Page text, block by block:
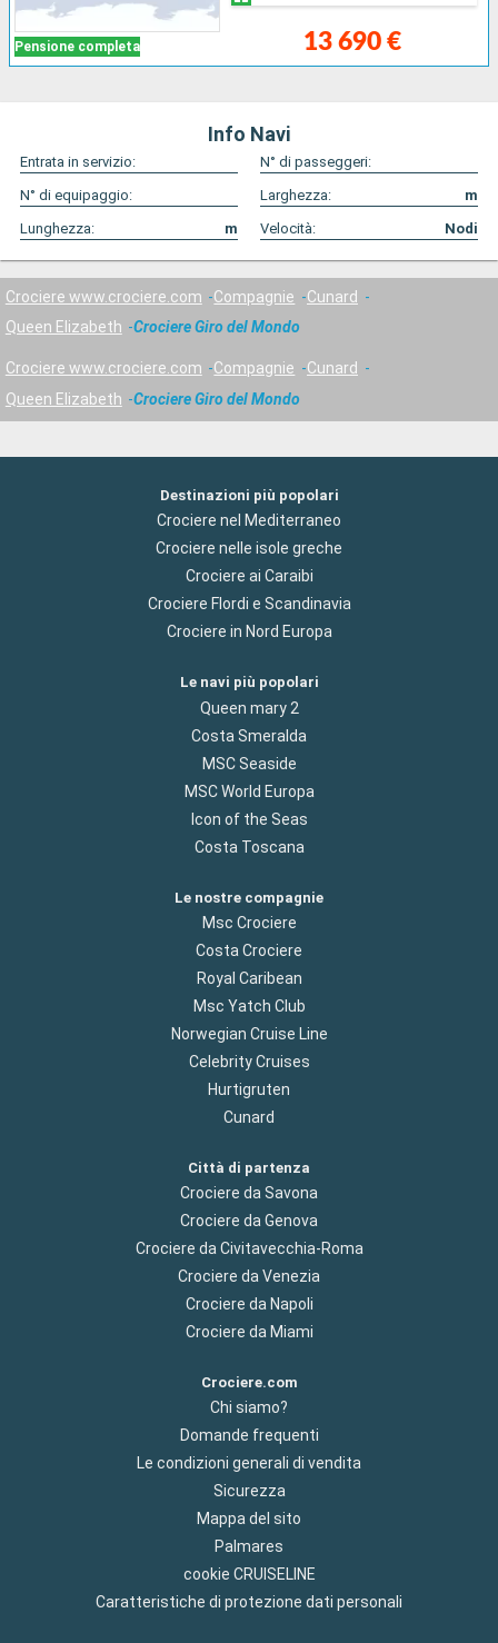
Pensione completa 13 690 €
Info Navi
Entrata in servizio:
N° di passeggeri:
N° di equipaggio:
Larghezza:
m
Lunghezza:
m Velocità: Nodi
Crociere www.crociere.com Compagnie
Cunard
Queen Elizabeth
Crociere Giro del Mondo
Crociere www.crociere.com Compagnie
Cunard
Queen Elizabeth
Crociere Giro del Mondo
Destinazioni più popolari
Crociere nel Mediterraneo
Crociere nelle isole greche
Crociere ai Caraibi
Crociere Flordi e Scandinavia
Crociere in Nord Europa
Le navi più popolari
Queen mary 2
Costa Smeralda
MSC Seaside
MSC World Europa
Icon of the Seas
Costa Toscana
Le nostre compagnie
Msc Crociere
Costa Crociere
Royal Caribean
Msc Yatch Club
Norwegian Cruise Line
Celebrity Cruises
Hurtigruten
Cunard
Città di partenza
Crociere da Savona
Crociere da Genova
Crociere da Civitavecchia-Roma
Crociere da Venezia
Crociere da Napoli
Crociere da Miami
Crociere.com
Chi siamo?
Domande frequenti
Le condizioni generali di vendita
Sicurezza
Mappa del sito
Palmares
cookie CRUISELINE
Caratteristiche di protezione dati personali